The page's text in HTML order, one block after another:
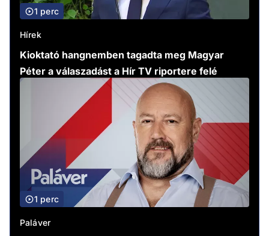
1 perc
Hírek
Kioktató hangnemben tagadta meg Magyar
Péter a válaszadást a Hír TV riportere felé
1 perc
Paláver